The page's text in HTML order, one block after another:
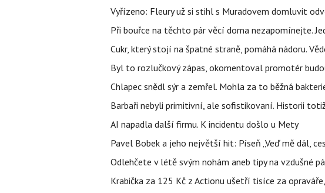
Vyřízeno: Fleury už si stihl s Muradovem domluvit
Při bouřce na těchto pár věcí doma nezapomínejte.
Cukr, který stojí na špatné straně, pomáhá nádoru.
Byl to rozlučkový zápas, okomentoval promotér
Chlapec snědl sýr a zemřel. Mohla za to běžná
Barbaři nebyli primitivní, ale sofistikovaní. Historii
AI napadla další firmu. K incidentu došlo u Mety
Pavel Bobek a jeho největší hit: Píseň „Veď mě dál,
Odlehčete v létě svým nohám aneb tipy na vzdušné
Krabička za 125 Kč z Actionu ušetří tisíce za